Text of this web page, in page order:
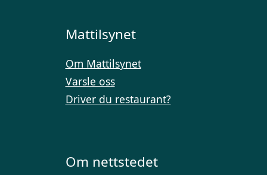
Mattilsynet
Om Mattilsynet
Varsle oss
Driver du restaurant?
Om nettstedet